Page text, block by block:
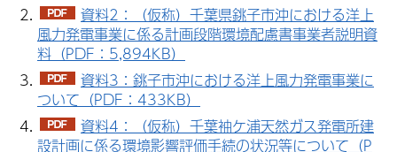
資料2：（仮称）千葉県銚子市沖における洋上
風力発電事業に係る計画段階環境配慮書事業者説明資
料（PDF：5,894KB）
資料3：銚子市沖における洋上風力発電事業に
ついて（PDF：433KB）
資料4：（仮称）千葉袖ケ浦天然ガス発電所建
設計画に係る環境影響評価手続の状況等について（P